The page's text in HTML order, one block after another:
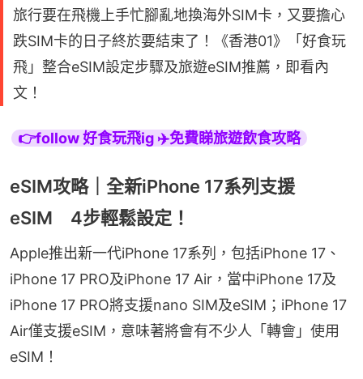
旅行要在飛機上手忙腳亂地換海外SIM卡，又要擔心
跌SIM卡的日子終於要結束了！《香港01》「好食玩
飛」整合eSIM設定步驟及旅遊eSIM推薦，即看內
文！
👉follow 好食玩飛ig ✈️免費睇旅遊飲食攻略
eSIM攻略｜全新iPhone 17系列支援
eSIM 4步輕鬆設定！
Apple推出新一代iPhone 17系列，包括iPhone 17、
iPhone 17 PRO及iPhone 17 Air，當中iPhone 17及
iPhone 17 PRO將支援nano SIM及eSIM；iPhone 17
Air僅支援eSIM，意味著將會有不少人「轉會」使用
eSIM！